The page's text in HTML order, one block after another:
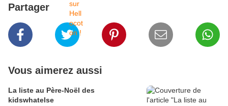
Partager
Vous aimerez aussi
La liste au Père-Noël des
kidswhatelse